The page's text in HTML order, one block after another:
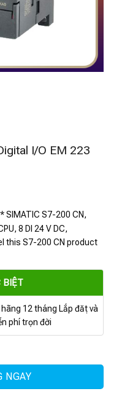
I/O EM 223
VNĐ.S7-200 CN,
8 DI 24 V DC,
this S7-200 CN product
BIỆT
12 tháng Lắp đặt và
phí trọn đời
NGAY